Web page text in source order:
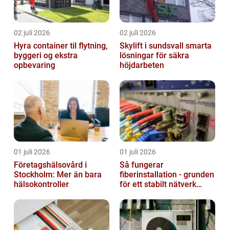
02 juli 2026
Hyra container til flytning,
byggeri og ekstra
opbevaring
02 juli 2026
Skylift i sundsvall smarta
lösningar för säkra
höjdarbeten
01 juli 2026
Företagshälsovård i
Stockholm: Mer än bara
hälsokontroller
01 juli 2026
Så fungerar
fiberinstallation - grunden
för ett stabilt nätverk